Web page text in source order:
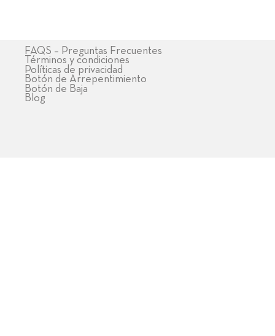
FAQS – Preguntas Frecuentes
Términos y condiciones
Políticas de privacidad
Botón de Arrepentimiento
Botón de Baja
Blog